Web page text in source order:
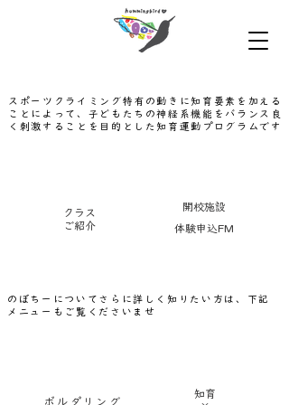
スポーツクライミング特有の動きに知育要素を加える
ことによって、子どもたちの神経系機能をバランス良
く刺激することを目的とした知育運動プログラムです
クラス
ご紹介
開校施設
​体験申込FM
ボルダリング
知育
のぼちーについてさらに詳しく知りたい方は、下記
メニューもご覧くださいませ